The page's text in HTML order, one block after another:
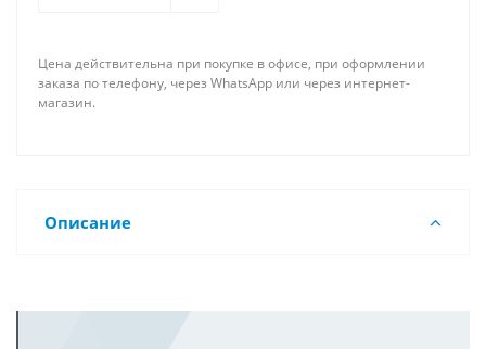
Цена действительна при покупке в офисе, при оформлении
заказа по телефону, через WhatsApp или через интернет-
магазин.
Описание